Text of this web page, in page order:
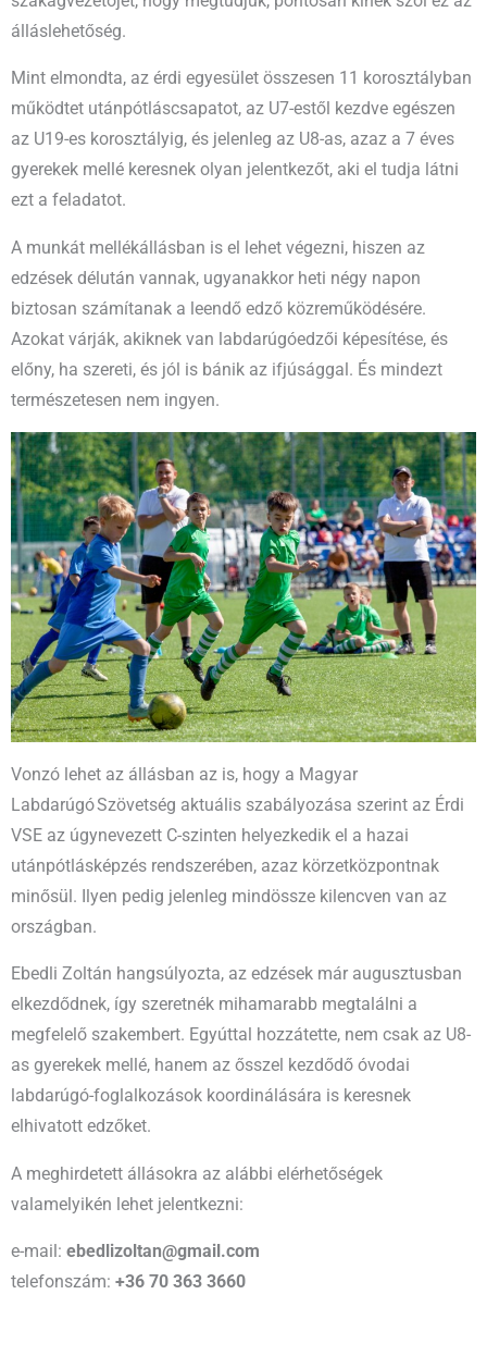
álláslehetőség.
Mint elmondta, az érdi egyesület összesen 11 korosztályban
működtet utánpótláscsapatot, az U7-estől kezdve egészen
az U19-es korosztályig, és jelenleg az U8-as, azaz a 7 éves
gyerekek mellé keresnek olyan jelentkezőt, aki el tudja látni
ezt a feladatot.
A munkát mellékállásban is el lehet végezni, hiszen az
edzések délután vannak, ugyanakkor heti négy napon
biztosan számítanak a leendő edző közreműködésére.
Azokat várják, akiknek van labdarúgóedzői képesítése, és
előny, ha szereti, és jól is bánik az ifjúsággal. És mindezt
természetesen nem ingyen.
Vonzó lehet az állásban az is, hogy a Magyar
Labdarúgó Szövetség aktuális szabályozása szerint az Érdi
VSE az úgynevezett C-szinten helyezkedik el a hazai
utánpótlásképzés rendszerében, azaz körzetközpontnak
minősül. Ilyen pedig jelenleg mindössze kilencven van az
országban.
Ebedli Zoltán hangsúlyozta, az edzések már augusztusban
elkezdődnek, így szeretnék mihamarabb megtalálni a
megfelelő szakembert. Egyúttal hozzátette, nem csak az U8-
as gyerekek mellé, hanem az ősszel kezdődő óvodai
labdarúgó-foglalkozások koordinálására is keresnek
elhivatott edzőket.
A meghirdetett állásokra az alábbi elérhetőségek
valamelyikén lehet jelentkezni:
e-mail: ebedlizoltan@gmail.com
telefonszám: +36 70 363 3660